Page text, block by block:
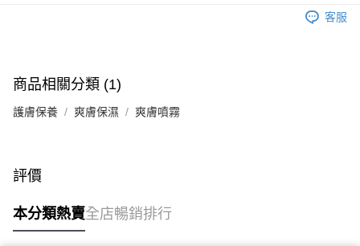
eshop@colourmix-cosmetics.com** **我們不會處理沒有提供存款單據的訂
每筆HK$30.00，滿HK$580.00或以上免運費
每筆HK$30.00，滿HK$580.00或以上免運費
免運費
客服
商品相關分類 (1)
護膚保養 爽膚保濕 爽膚噴霧
評價
本分類熱賣全店暢銷排行